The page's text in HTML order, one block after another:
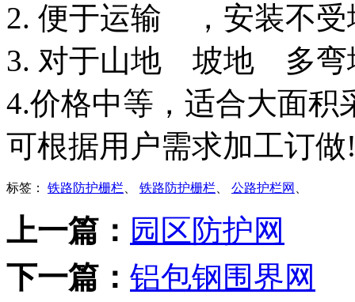
2. 便于运输 ，安装不受
3. 对于山地 坡地 多弯
4.价格中等，适合大面积
可根据用户需求加工订做
标签： 铁路防护栅栏 铁路防护栅栏 公路护栏网
上一篇： 园区防护网
下一篇： 铝包钢围界网